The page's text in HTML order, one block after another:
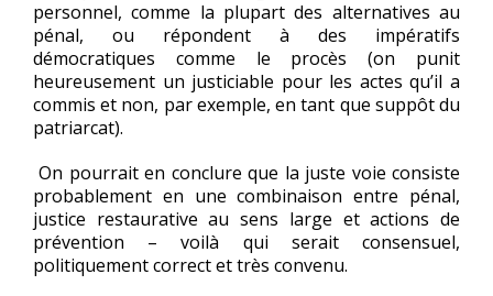
personnel, comme la plupart des alternatives au
pénal, ou répondent à des impératifs
démocratiques comme le procès (on punit
heureusement un justiciable pour les actes qu’il a
commis et non, par exemple, en tant que suppôt du
patriarcat).
On pourrait en conclure que la juste voie consiste
probablement en une combinaison entre pénal,
justice restaurative au sens large et actions de
prévention – voilà qui serait consensuel,
politiquement correct et très convenu.